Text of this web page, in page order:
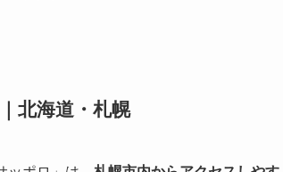
北海道・札幌